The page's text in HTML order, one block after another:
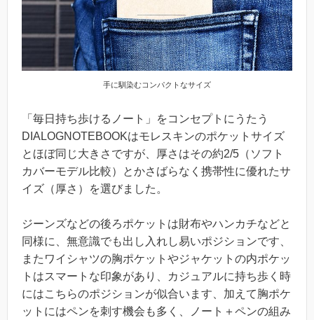
手に馴染むコンパクトなサイズ
「毎日持ち歩けるノート」をコンセプトにうたう
DIALOGNOTEBOOKはモレスキンのポケットサイズ
とほぼ同じ大きさですが、厚さはその約2/5（ソフト
カバーモデル比較）とかさばらなく携帯性に優れたサ
イズ（厚さ）を選びました。
ジーンズなどの後ろポケットは財布やハンカチなどと
同様に、無意識でも出し入れし易いポジションです、
またワイシャツの胸ポケットやジャケットの内ポケッ
トはスマートな印象があり、カジュアルに持ち歩く時
にはこちらのポジションが似合います、加えて胸ポケ
ットにはペンを刺す機会も多く、ノート＋ペンの組み